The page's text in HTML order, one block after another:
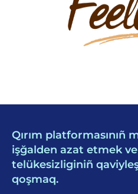
Qırım platformasınıñ
işğalden azat etmek
telükesizliginiñ
qoşmaq.